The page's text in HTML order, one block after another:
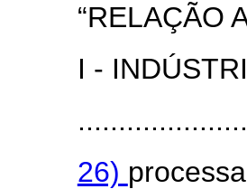
“RELAÇÃO
I -
26)